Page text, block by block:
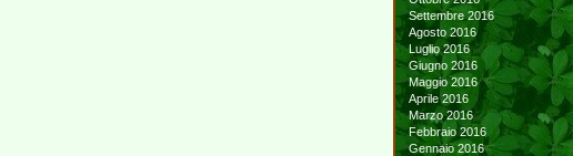
Settembre 2016
Agosto 2016
Luglio 2016
Giugno 2016
Maggio 2016
Aprile 2016
Marzo 2016
Febbraio 2016
Gennaio 2016